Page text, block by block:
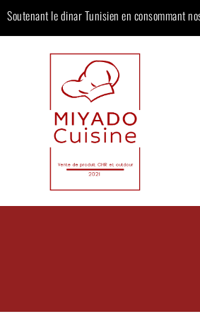
Soutenant le dinar Tunisien en consommant